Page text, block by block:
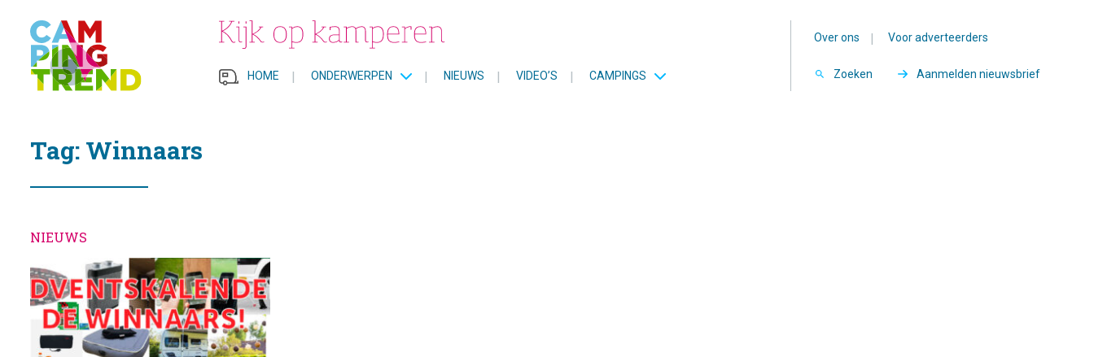
HOME | ONDERWERPEN | NIEUWS | VIDEO’S | CAMPINGS
Over ons | Voor adverteerders
Zoeken Aanmelden nieuwsbrief
Tag: Winnaars
NIEUWS